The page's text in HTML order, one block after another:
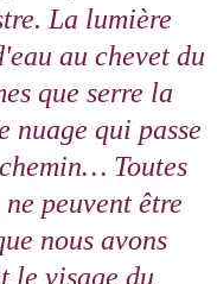
La lumière
au chevet du
que serre la
nuage qui passe
Toutes
peuvent être
nous avons
le visage du